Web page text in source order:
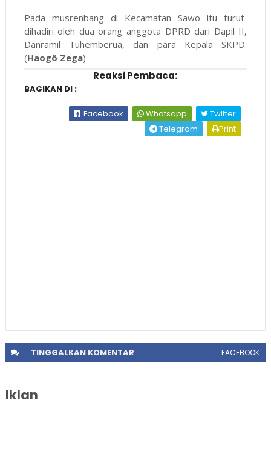
Pada musrenbang di Kecamatan Sawo itu turut
dihadiri oleh dua orang anggota DPRD dari Dapil II,
Danramil Tuhemberua, dan para Kepala SKPD.
(Haogô Zega)
Reaksi Pembaca:
BAGIKAN DI :
Facebook Whatsapp
Twitter
Telegram
Print
TINGGALKANKOMENTAR FACEBOOK
Iklan